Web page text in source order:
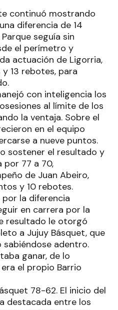
continuó mostrando
diferencia de 14
seguía sin
el perímetro y
actuación de Ligorria,
13 rebotes, para
con inteligencia los
al límite de los
la ventaja. Sobre el
en el equipo
a nueve puntos.
sostener el resultado y
por 77 a 70,
de Juan Abeiro,
y 10 rebotes.
la diferencia
en carrera por la
resultado le otorgó
a Jujuy Básquet, que
adentro.
ganar, de lo
el propio Barrio
78-62. El inicio del
destacada entre los